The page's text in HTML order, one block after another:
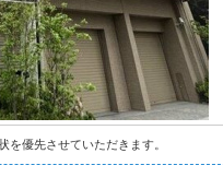
優先させていただきます。